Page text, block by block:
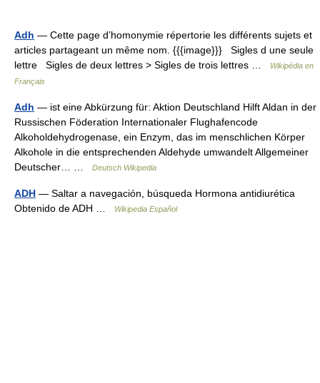
Adh — Cette page d’homonymie répertorie les différents sujets et
articles partageant un même nom. {{{image}}} Sigles d une seule
lettre Sigles de deux lettres > Sigles de trois lettres …
Wikipédia en
Français
Adh — ist eine Abkürzung für: Aktion Deutschland Hilft Aldan in der
Russischen Föderation Internationaler Flughafencode
Alkoholdehydrogenase, ein Enzym, das im menschlichen Körper
Alkohole in die entsprechenden Aldehyde umwandelt Allgemeiner
Deutscher… …
Deutsch Wikipedia
ADH — Saltar a navegación, búsqueda Hormona antidiurética
Obtenido de ADH …
Wikipedia Español